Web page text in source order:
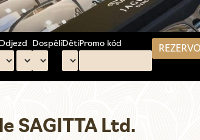
DospělíDětiPromo kód
SAGITTA Ltd.